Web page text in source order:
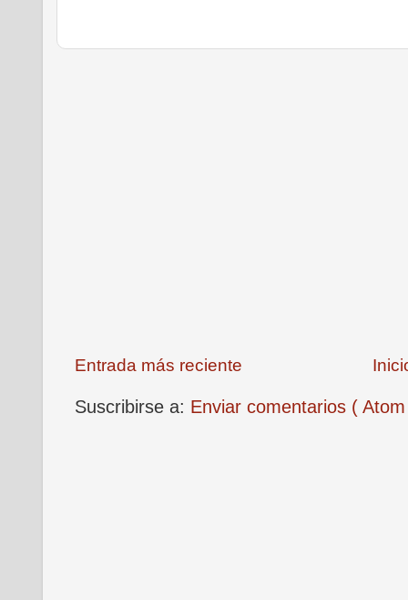
Entrada más reciente
Suscribirse a: Enviar comentarios (